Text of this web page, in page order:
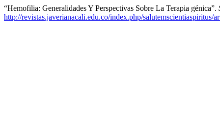
“Hemofilia: Generalidades Y Perspectivas Sobre La Terapia génica”.
http://revistas.javerianacali.edu.co/index.php/salutemscientiaspiritus/